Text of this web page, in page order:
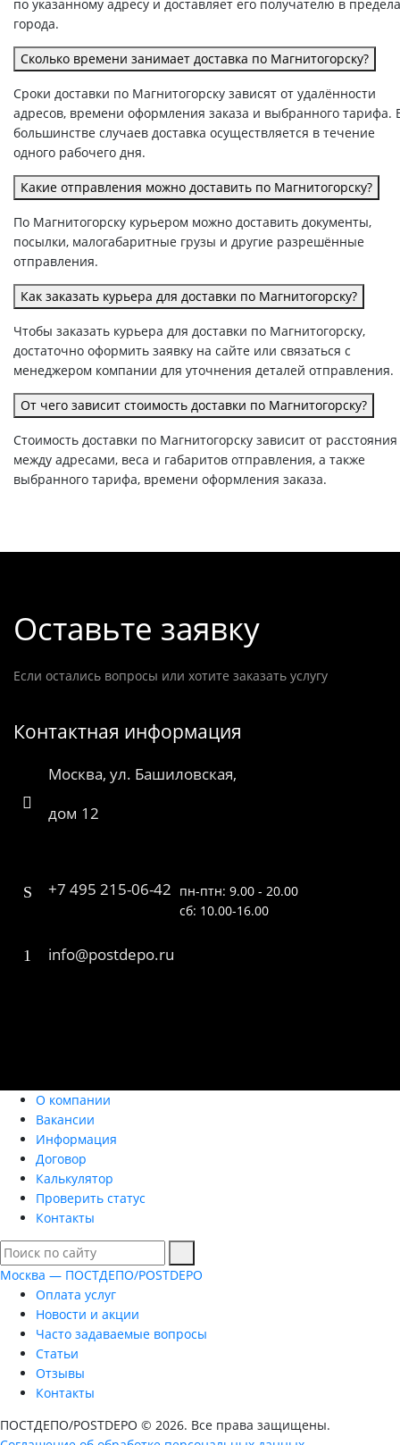
по указанному адресу и доставляет его получателю в
города.
Сколько времени занимает доставка по Магнитогорску?
Сроки доставки по Магнитогорску зависят от удалённости
адресов, времени оформления заказа и выбранного тарифа.
большинстве случаев доставка осуществляется в течение
одного рабочего дня.
Какие отправления можно доставить по Магнитогорску?
По Магнитогорску курьером можно доставить документы,
посылки, малогабаритные грузы и другие разрешённые
отправления.
Как заказать курьера для доставки по Магнитогорску?
Чтобы заказать курьера для доставки по Магнитогорску,
достаточно оформить заявку на сайте или связаться с
менеджером компании для уточнения деталей отправления.
От чего зависит стоимость доставки по Магнитогорску?
Стоимость доставки по Магнитогорску зависит от расстояния
между адресами, веса и габаритов отправления, а также
выбранного тарифа, времени оформления заказа.
Оставьте заявку
Если остались вопросы или хотите заказать услугу
Контактная информация
Москва, ул. Башиловская,
дом 12
+7 495 215-06-42 пн-птн: 9.00 - 20.00
сб: 10.00-16.00
info@postdepo.ru
О компании
Вакансии
Информация
Договор
Калькулятор
Проверить статус
Контакты
Москва — ПОСТДЕПО/POSTDEPO
Оплата услуг
Новости и акции
Часто задаваемые вопросы
Статьи
Отзывы
Контакты
ПОСТДЕПО/POSTDEPO © 2026. Все права защищены.